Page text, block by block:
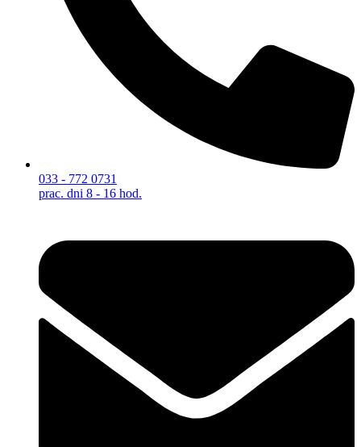
033 - 772 0731
prac. dni 8 - 16 hod.